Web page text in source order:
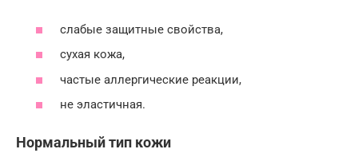
слабые защитные свойства,
сухая кожа,
частые аллергические реакции,
не эластичная.
Нормальный тип кожи